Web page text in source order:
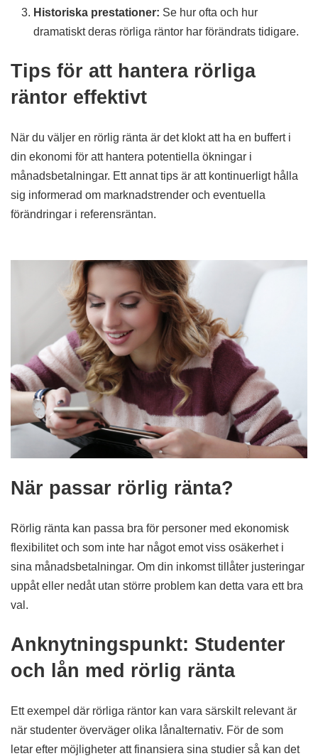
Historiska prestationer: Se hur ofta och hur
dramatiskt deras rörliga räntor har förändrats tidigare.
Tips för att hantera rörliga
räntor effektivt
När du väljer en rörlig ränta är det klokt att ha en buffert i
din ekonomi för att hantera potentiella ökningar i
månadsbetalningar. Ett annat tips är att kontinuerligt hålla
sig informerad om marknadstrender och eventuella
förändringar i referensräntan.
När passar rörlig ränta?
Rörlig ränta kan passa bra för personer med ekonomisk
flexibilitet och som inte har något emot viss osäkerhet i
sina månadsbetalningar. Om din inkomst tillåter justeringar
uppåt eller nedåt utan större problem kan detta vara ett bra
val.
Anknytningspunkt: Studenter
och lån med rörlig ränta
Ett exempel där rörliga räntor kan vara särskilt relevant är
när studenter överväger olika lånalternativ. För de som
letar efter möjligheter att finansiera sina studier så kan det